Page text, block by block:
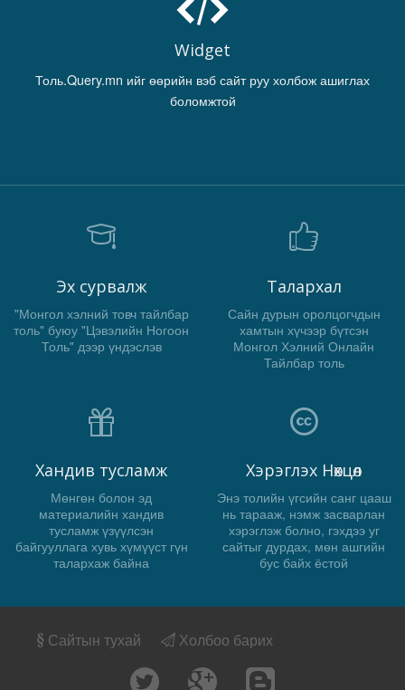
Widget
Толь.Query.mn ийг өөрийн вэб сайт руу холбож ашиглах
боломжтой
Эх сурвалж
"Монгол хэлний товч тайлбар
толь" буюу "Цэвэлийн Ногоон
Толь" дээр үндэслэв
Талархал
Сайн дурын оролцогчдын
хамтын хүчээр бүтсэн
Монгол Хэлний Онлайн
Тайлбар толь
Хандив тусламж
Мөнгөн болон эд
материалийн хандив
тусламж үзүүлсэн
байгууллага хувь хүмүүст гүн
талархаж байна
Хэрэглэх Нөхцөл
Энэ толийн үгсийн санг цааш
нь тарааж, нэмж засварлан
хэрэглэж болно, гэхдээ уг
сайтыг дурдах, мөн ашгийн
бус байх ёстой
Сайтын тухай Холбоо барих